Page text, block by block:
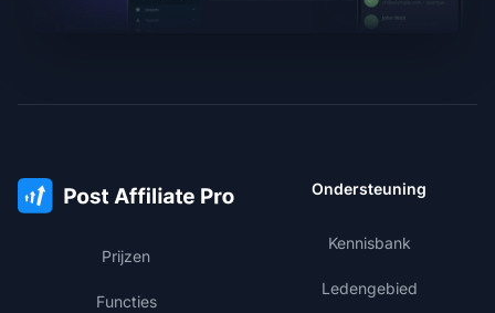
Prijzen
Functies
Ondersteuning
Kennisbank
Ledengebied